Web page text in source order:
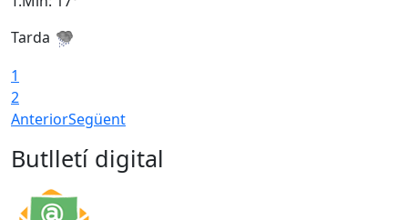
Tarda
1
2
AnteriorSegüent
Butlletí digital